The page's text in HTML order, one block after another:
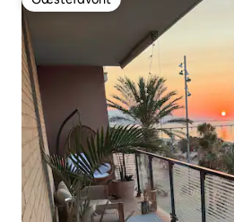
Gæstefavorit